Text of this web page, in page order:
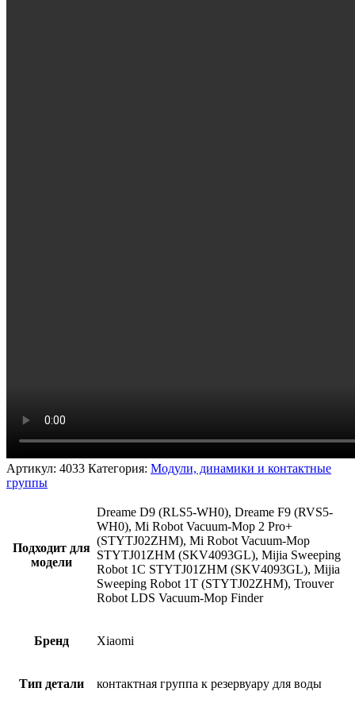
Артикул: 4033 Категория: Модули, динамики и контактные
группы
Подходит для
модели
Dreame D9 (RLS5-WH0), Dreame F9 (RVS5-
WH0), Mi Robot Vacuum-Mop 2 Pro+
(STYTJ02ZHM), Mi Robot Vacuum-Mop
STYTJ01ZHM (SKV4093GL), Mijia Sweeping
Robot 1C STYTJ01ZHM (SKV4093GL), Mijia
Sweeping Robot 1T (STYTJ02ZHM), Trouver
Robot LDS Vacuum-Mop Finder
Бренд Xiaomi
Тип детали контактная группа к резервуару для воды